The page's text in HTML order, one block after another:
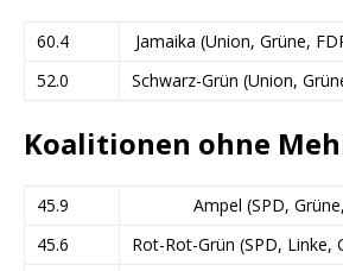
60.4
Jamaika (Union, Grüne,
52.0
Schwarz-Grün (Union,
Koalitionen ohne
45.9
Ampel (SPD,
45.6
Rot-Rot-Grün (SPD, Linke,